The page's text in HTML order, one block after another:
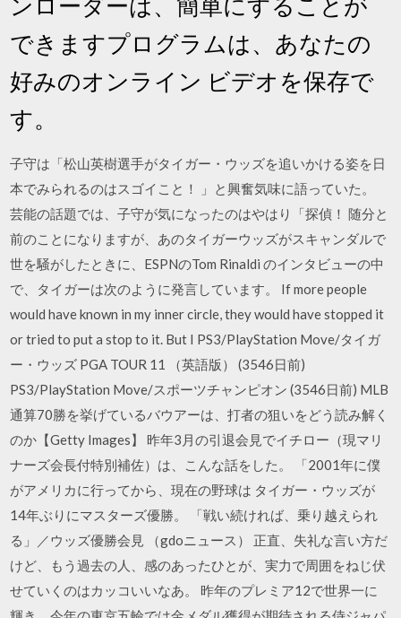
できますプログラムは、あなたの
好みのオンライン ビデオを保存で
す。
子守は「松山英樹選手がタイガー・ウッズを追いかける姿を日
本でみられるのはスゴイこと！ 」と興奮気味に語っていた。
芸能の話題では、子守が気になったのはやはり「探偵！ 随分と
前のことになりますが、あのタイガーウッズがスキャンダルで
世を騒がしたときに、ESPNのTom Rinaldi のインタビューの中
で、タイガーは次のように発言しています。 If more people
would have known in my inner circle, they would have stopped it
or tried to put a stop to it. But I PS3/PlayStation Move/タイガ
ー・ウッズ PGA TOUR 11 （英語版） (3546日前)
PS3/PlayStation Move/スポーツチャンピオン (3546日前) MLB
通算70勝を挙げているバウアーは、打者の狙いをどう読み解く
のか【Getty Images】 昨年3月の引退会見でイチロー（現マリ
ナーズ会長付特別補佐）は、こんな話をした。 「2001年に僕
がアメリカに行ってから、現在の野球は タイガー・ウッズが
14年ぶりにマスターズ優勝。 「戦い続ければ、乗り越えられ
る」／ウッズ優勝会見 （gdoニュース） 正直、失礼な言い方だ
けど、もう過去の人、感のあったひとが、実力で周囲をねじ伏
せていくのはカッコいいなあ。 昨年のプレミア12で世界一に